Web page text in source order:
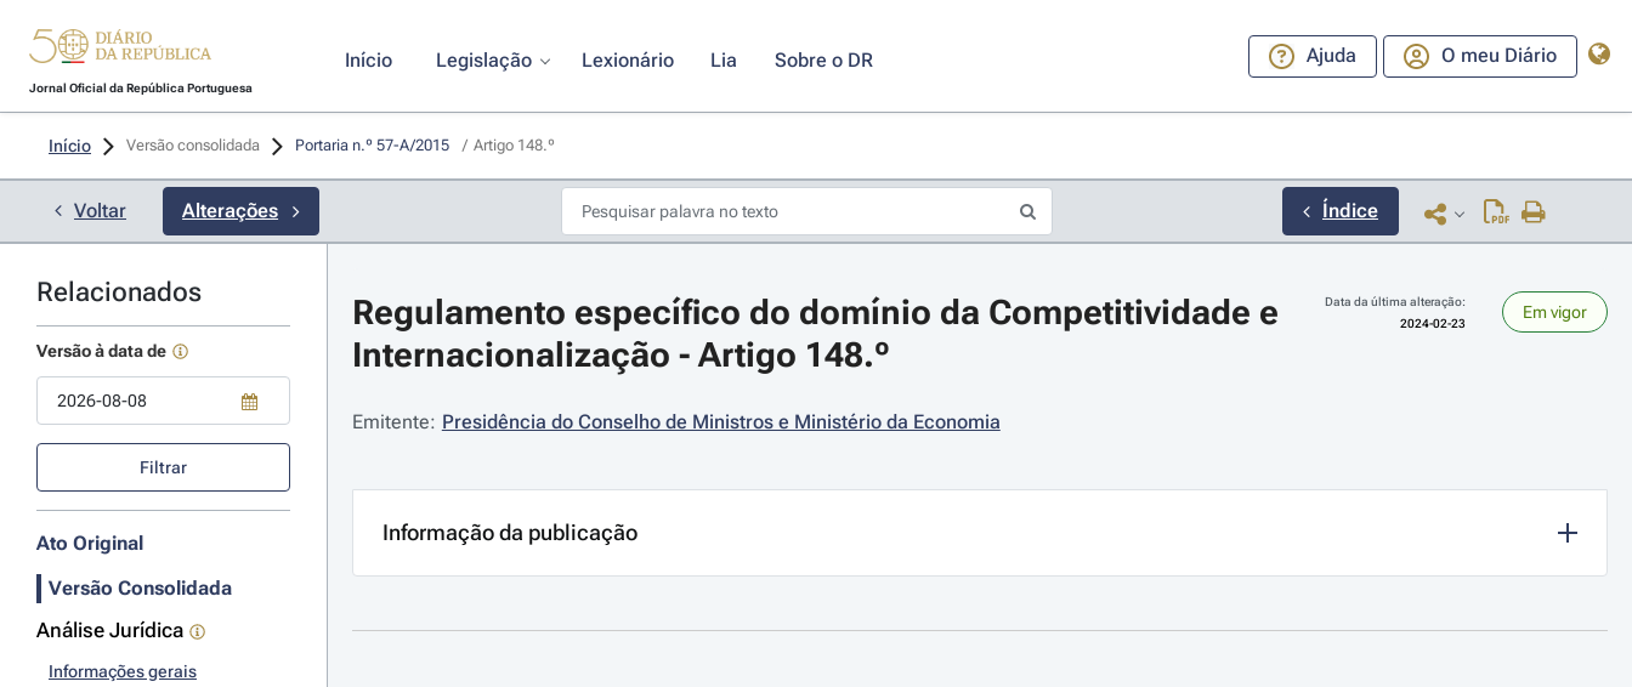
Jornal Oficial da República Portuguesa
Início Legislação Lexionário Lia Sobre o DR Ajuda O meu Diário
Início Versão consolidada Portaria n.º 57-A/2015 / Artigo 148.º
Voltar Alterações Índice
Relacionados
Versão à data de
Use a tecla de seta para baixo para abrir o calendário; Use as teclas de seta para navegar pelos dias do calendário; Use cmd ou ctrl + seta para a direita ou esquerda para navegar pelos meses; Use cmd ou ctrl +
Filtrar
Ato Original
Versão Consolidada
Análise Jurídica
Informações gerais
Regulamento específico do domínio da Competitividade e
Internacionalização - Artigo 148.º
Data da última alteração:
2024-02-23
Em vigor
Emitente: Presidência do Conselho de Ministros e Ministério da Economia
Informação da publicação